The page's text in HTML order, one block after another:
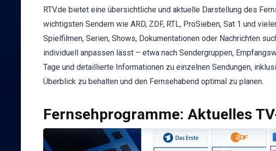
RTV.de bietet eine übersichtliche und aktuelle Darstellung des
wichtigsten Sendern wie ARD, ZDF, RTL, ProSieben, Sat 1 und
Spielfilmen, Serien, Shows, Dokumentationen oder Nachrichten
individuell anpassen lässt – etwa nach Sendergruppen,
Tage und detaillierte Informationen zu einzelnen Sendungen,
Überblick zu behalten und den Fernsehabend optimal zu planen.
Fernsehprogramme: Aktuelles